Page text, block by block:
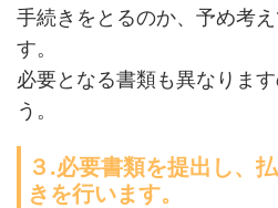
手続きをとるのか、予め考
す。
必要となる書類も異なりま
う。
３.必要書類を提出し、
きを行います。